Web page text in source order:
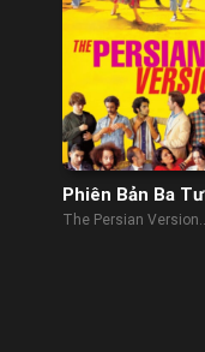
Phiên Bản Ba Tư
The Persian Version